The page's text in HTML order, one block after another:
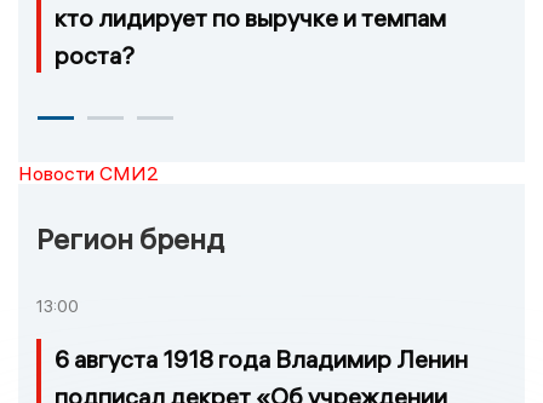
кто лидирует по выручке и темпам
роста?
Новости СМИ2
Регион бренд
13:00
6 августа 1918 года Владимир Ленин
подписал декрет «Об учреждении